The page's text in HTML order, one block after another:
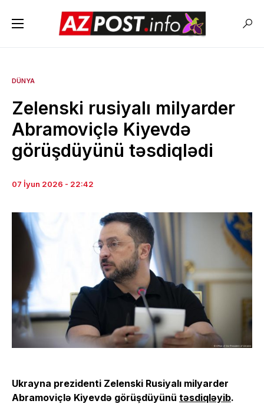
DÜNYA
Zelenski rusiyalı milyarder
Abramoviçlə Kiyevdə
görüşdüyünü təsdiqlədi
07 İyun 2026 - 22:42
Ukrayna prezidenti Zelenski Rusiyalı milyarder
Abramoviçlə Kiyevdə görüşdüyünü təsdiqləyib.